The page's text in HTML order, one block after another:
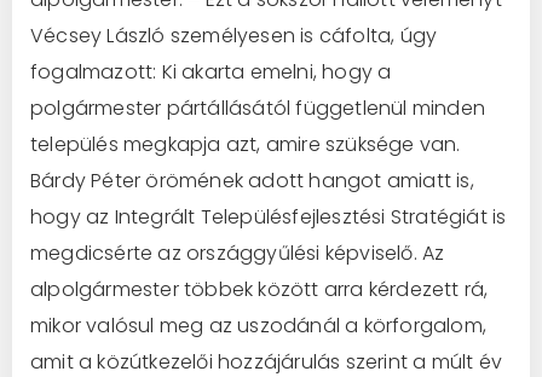
Vécsey László személyesen is cáfolta, úgy
fogalmazott: Ki akarta emelni, hogy a
polgármester pártállásától függetlenül minden
település megkapja azt, amire szüksége van.
Bárdy Péter örömének adott hangot amiatt is,
hogy az Integrált Településfejlesztési Stratégiát is
megdicsérte az országgyűlési képviselő. Az
alpolgármester többek között arra kérdezett rá,
mikor valósul meg az uszodánál a körforgalom,
amit a közútkezelői hozzájárulás szerint a múlt év